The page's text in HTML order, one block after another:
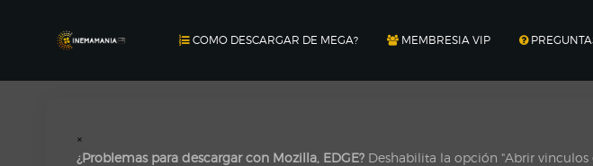
COMO DESCARGAR DE MEGA? MEMBRESIA VIP
×
¿Problemas para descargar con Mozilla, EDGE? Deshabilita la opción "Abrir